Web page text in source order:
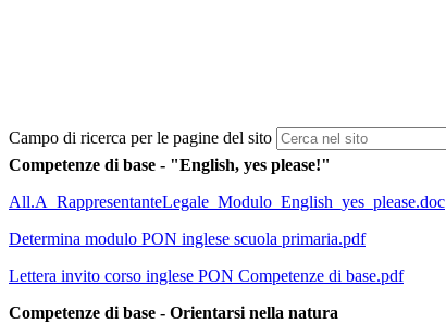
Campo di ricerca per le pagine del sito
Competenze di base - "English, yes please!"
All.A_RappresentanteLegale_Modulo_English_yes_please.doc
Determina modulo PON inglese scuola primaria.pdf
Lettera invito corso inglese PON Competenze di base.pdf
Competenze di base - Orientarsi nella natura